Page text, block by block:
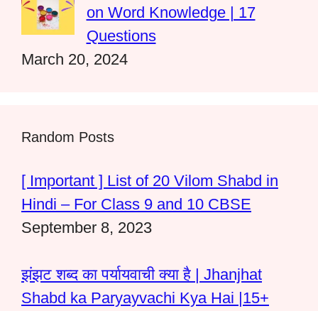
on Word Knowledge | 17
Questions
March 20, 2024
Random Posts
[ Important ] List of 20 Vilom Shabd in
Hindi – For Class 9 and 10 CBSE
September 8, 2023
झंझट शब्द का पर्यायवाची क्या है | Jhanjhat
Shabd ka Paryayvachi Kya Hai |15+